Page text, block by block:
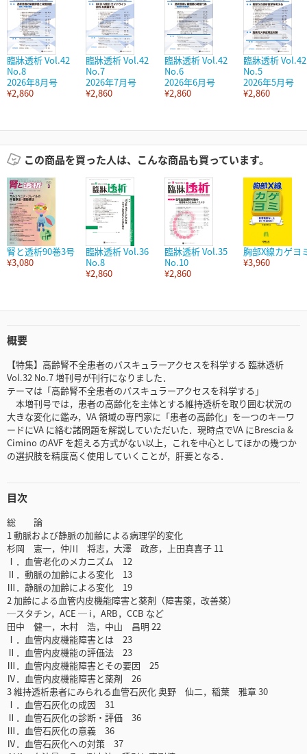
臨牀透析 Vol.42
No.8
2026年8月号
¥2,860
臨牀透析 Vol.42
No.7
2026年7月号
¥2,860
臨牀透析 Vol.42
No.6
2026年6月号
¥2,860
臨牀透析 Vol.42
No.5
2026年5月号
¥2,860
この商品を買った人は、こんな商品も買っています。
腎と透析90巻3号
¥3,080
臨牀透析 Vol.36
No.8
¥2,860
臨牀透析 Vol.35
No.10
¥2,860
胸部X線カゲヨ
¥3,960
概要
【特集】高齢腎不全患者のバスキュラーアクセスを科学する 臨牀透析
Vol.32 No.7 増刊号が刊行になりました．
テーマは「高齢腎不全患者のバスキュラーアクセスを科学する」
本増刊号では，患者の高齢化を主体とする維持透析を取り囲む状況の
大きな変化に鑑み，VA 領域の専門家に「患者の高齢化」を一つのキーワ
ードにVA に絡む諸問題を解説していただいた．現時点でVA にBrescia &
Cimino のAVF を超える方式がない以上，これを中心としてほかの幾つか
の選択肢を精度高く使用していくことが，肝要となる．
目次
総 論
1 動脈および静脈の加齢による病理学的変化
杉岡 憲一，仲川 将志，大澤 政彦，上田真喜子 11
Ⅰ．血管老化のメカニズム 12
Ⅱ．動脈の加齢による変化 13
Ⅲ．静脈の加齢による変化 19
2 加齢による血管内皮機能障害と薬剤（障害薬，改善薬）
─スタチン，ACE ─ i，ARB，CCB など
田中 健一，木村 浩，中山 昌明 22
Ⅰ．血管内皮機能障害とは 23
Ⅱ．血管内皮機能の評価法 23
Ⅲ．血管内皮機能障害とその要因 25
Ⅳ．血管内皮機能障害と薬剤 26
3 維持透析患者にみられる血管石灰化 奥野 仙二，稲葉 雅章 30
Ⅰ．血管石灰化の成因 31
Ⅱ．血管石灰化の診断・評価 36
Ⅲ．血管石灰化の意義 36
Ⅳ．血管石灰化への対策 37